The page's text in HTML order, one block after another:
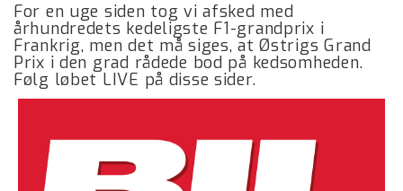
For en uge siden tog vi afsked med
århundredets kedeligste F1-grandprix i
Frankrig, men det må siges, at Østrigs Grand
Prix i den grad rådede bod på kedsomheden.
Følg løbet LIVE på disse sider.